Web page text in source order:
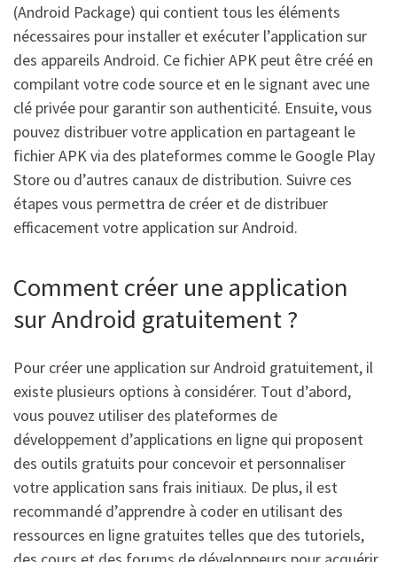
(Android Package) qui contient tous les éléments
nécessaires pour installer et exécuter l’application sur
des appareils Android. Ce fichier APK peut être créé en
compilant votre code source et en le signant avec une
clé privée pour garantir son authenticité. Ensuite, vous
pouvez distribuer votre application en partageant le
fichier APK via des plateformes comme le Google Play
Store ou d’autres canaux de distribution. Suivre ces
étapes vous permettra de créer et de distribuer
efficacement votre application sur Android.
Comment créer une application
sur Android gratuitement ?
Pour créer une application sur Android gratuitement, il
existe plusieurs options à considérer. Tout d’abord,
vous pouvez utiliser des plateformes de
développement d’applications en ligne qui proposent
des outils gratuits pour concevoir et personnaliser
votre application sans frais initiaux. De plus, il est
recommandé d’apprendre à coder en utilisant des
ressources en ligne gratuites telles que des tutoriels,